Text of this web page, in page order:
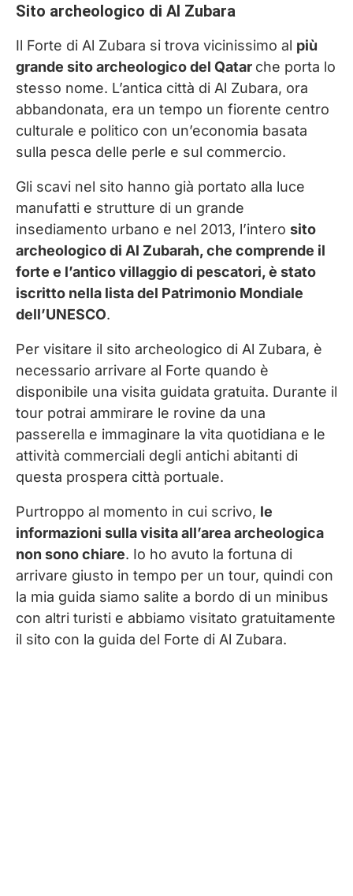
Sito archeologico di Al Zubara
Il Forte di Al Zubara si trova vicinissimo al più
grande sito archeologico del Qatar che porta lo
stesso nome. L’antica città di Al Zubara, ora
abbandonata, era un tempo un fiorente centro
culturale e politico con un’economia basata
sulla pesca delle perle e sul commercio.
Gli scavi nel sito hanno già portato alla luce
manufatti e strutture di un grande
insediamento urbano e nel 2013, l’intero sito
archeologico di Al Zubarah, che comprende il
forte e l’antico villaggio di pescatori, è stato
iscritto nella lista del Patrimonio Mondiale
dell’UNESCO.
Per visitare il sito archeologico di Al Zubara, è
necessario arrivare al Forte quando è
disponibile una visita guidata gratuita. Durante il
tour potrai ammirare le rovine da una
passerella e immaginare la vita quotidiana e le
attività commerciali degli antichi abitanti di
questa prospera città portuale.
Purtroppo al momento in cui scrivo, le
informazioni sulla visita all’area archeologica
non sono chiare. Io ho avuto la fortuna di
arrivare giusto in tempo per un tour, quindi con
la mia guida siamo salite a bordo di un minibus
con altri turisti e abbiamo visitato gratuitamente
il sito con la guida del Forte di Al Zubara.